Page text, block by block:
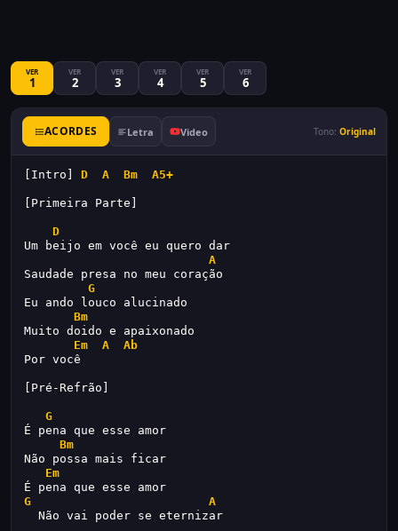
VER
1
VER
2
VER
3
VER
4
VER
5
VER
6
ACORDES Letra Video Tono: Original
[Intro] D A Bm A5+
[Primeira Parte]
D
Um beijo em você eu quero dar
A
Saudade presa no meu coração
G
Eu ando louco alucinado
Bm
Muito doido e apaixonado
Em
A
Ab
Por você
[Pré-Refrão]
G
É pena que esse amor
Bm
Não possa mais ficar
Em
É pena que esse amor
G
A
Não vai poder se eternizar